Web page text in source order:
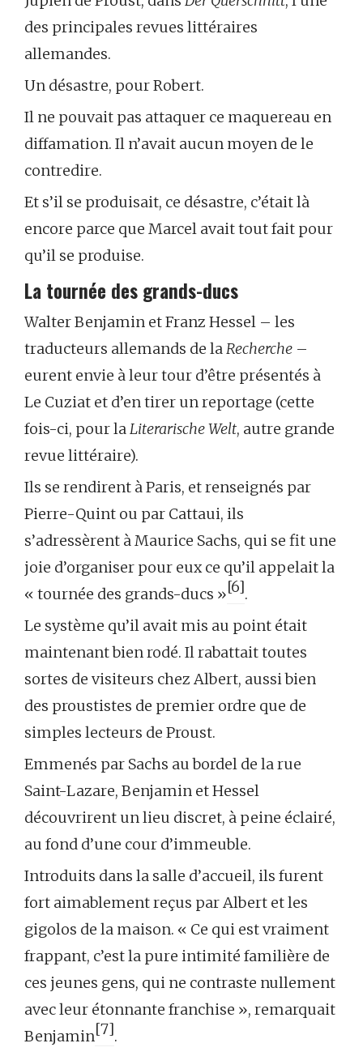
des principales revues littéraires
allemandes.
Un désastre, pour Robert.
Il ne pouvait pas attaquer ce maquereau en
diffamation. Il n’avait aucun moyen de le
contredire.
Et s’il se produisait, ce désastre, c’était là
encore parce que Marcel avait tout fait pour
qu’il se produise.
La tournée des grands-ducs
Walter Benjamin et Franz Hessel – les
traducteurs allemands de laRecherche –
eurent envie à leur tour d’être présentés à
Le Cuziat et d’en tirer un reportage (cette
fois-ci, pour laLiterarische Welt, autre grande
revue littéraire).
Ils se rendirent à Paris, et renseignés par
Pierre-Quint ou par Cattaui, ils
s’adressèrent à Maurice Sachs, qui se fit une
joie d’organiser pour eux ce qu’il appelait la
« tournée des grands-ducs »[6].
Le système qu’il avait mis au point était
maintenant bien rodé. Il rabattait toutes
sortes de visiteurs chez Albert, aussi bien
des proustistes de premier ordre que de
simples lecteurs de Proust.
Emmenés par Sachs au bordel de la rue
Saint-Lazare, Benjamin et Hessel
découvrirent un lieu discret, à peine éclairé,
au fond d’une cour d’immeuble.
Introduits dans la salle d’accueil, ils furent
fort aimablement reçus par Albert et les
gigolos de la maison. « Ce qui est vraiment
frappant, c’est la pure intimité familière de
ces jeunes gens, qui ne contraste nullement
avec leur étonnante franchise », remarquait
Benjamin[7].